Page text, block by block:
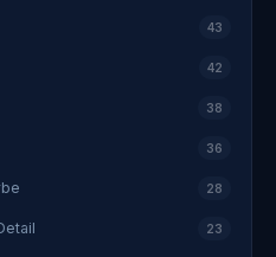
43
42
38
36
28
23